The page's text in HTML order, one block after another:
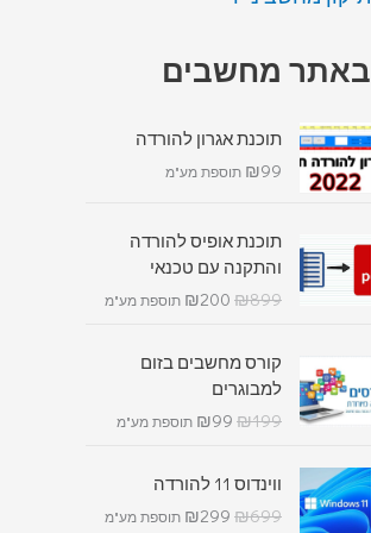
באתר מחשבים
תוכנת אגרון להורדה
₪99 תוספת מע"מ
תוכנת אופיס להורדה
והתקנה עם טכנאי
₪899
₪200 תוספת מע"מ
קורס מחשבים בזום
למבוגרים
₪199
₪99 תוספת מע"מ
ווינדוס 11 להורדה
₪699
₪299 תוספת מע"מ